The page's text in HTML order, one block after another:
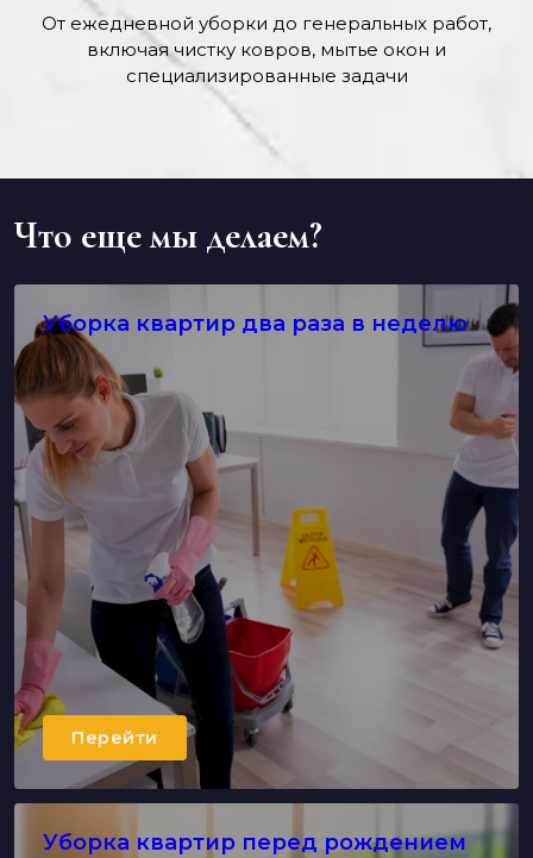
От ежедневной уборки до генеральных работ,
включая чистку ковров, мытье окон и
специализированные задачи
Что еще мы делаем?
Уборка квартир два раза в неделю
Перейти
Уборка квартир перед рождением